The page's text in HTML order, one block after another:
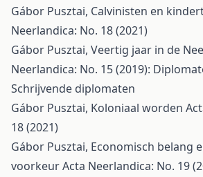
Gábor Pusztai, Calvinisten en
Neerlandica: No. 18 (2021)
Gábor Pusztai, Veertig jaar in de
Neerlandica: No. 15 (2019):
Schrijvende diplomaten
Gábor Pusztai, Koloniaal worden
18 (2021)
Gábor Pusztai, Economisch belang
voorkeurActa Neerlandica: No. 19